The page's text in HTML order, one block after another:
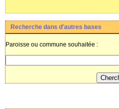
Recherche dans d'autres bases
Paroisse ou commune souhaitée :